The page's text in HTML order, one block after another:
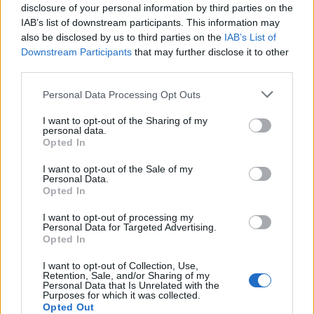
disclosure of your personal information by third parties on the
IAB’s list of downstream participants. This information may
also be disclosed by us to third parties on the IAB’s List of
Downstream Participants that may further disclose it to other
Personal Data Processing Opt Outs
I want to opt-out of the Sharing of my
personal data.
Opted In
I want to opt-out of the Sale of my
Personal Data.
Opted In
I want to opt-out of processing my
Personal Data for Targeted Advertising.
Opted In
I want to opt-out of Collection, Use,
Retention, Sale, and/or Sharing of my
Personal Data that Is Unrelated with the
Purposes for which it was collected.
Opted Out
Calendario Astronómico de 2026
Calendario Lunar
Calendario de Días Internacionales de
Calculadoras
Calcula la diferencia entre fechas
fecha
Calcular días hábiles
¿Cuántos días he vivido?
¿Quién cumple años hoy?
Calculadora de Calorías